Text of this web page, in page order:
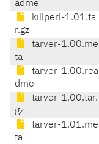
adme
killperl-1.01.ta
r.gz
tarver-1.00.me
ta
tarver-1.00.rea
dme
tarver-1.00.tar.
gz
tarver-1.01.me
ta